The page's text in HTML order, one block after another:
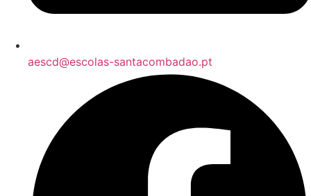
aescd@escolas-santacombadao.pt